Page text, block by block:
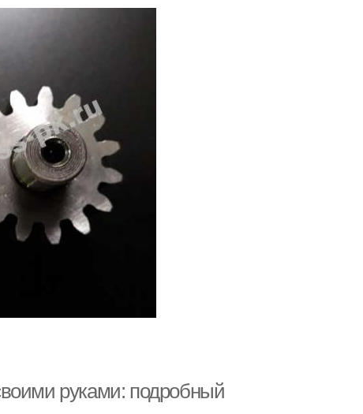
руками: подробный